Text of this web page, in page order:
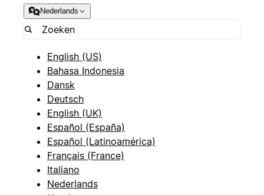
Nederlands
English (US)
Bahasa Indonesia
Dansk
Deutsch
English (UK)
Español (España)
Español (Latinoamérica)
Français (France)
Italiano
Nederlands